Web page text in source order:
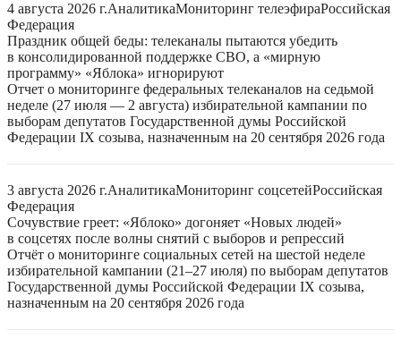
4 августа 2026 г.АналитикаМониторинг телеэфираРоссийская
Федерация
Праздник общей беды: телеканалы пытаются убедить
в консолидированной поддержке СВО, а «мирную
программу» «Яблока» игнорируют
Отчет о мониторинге федеральных телеканалов на седьмой
неделе (27 июля — 2 августа) избирательной кампании по
выборам депутатов Государственной думы Российской
Федерации IX созыва, назначенным на 20 сентября 2026 года
3 августа 2026 г.АналитикаМониторинг соцсетейРоссийская
Федерация
Сочувствие греет: «Яблоко» догоняет «Новых людей»
в соцсетях после волны снятий с выборов и репрессий
Отчёт о мониторинге социальных сетей на шестой неделе
избирательной кампании (21–27 июля) по выборам депутатов
Государственной думы Российской Федерации IX созыва,
назначенным на 20 сентября 2026 года